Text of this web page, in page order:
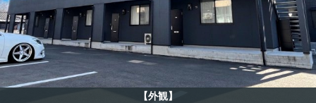
【外観】